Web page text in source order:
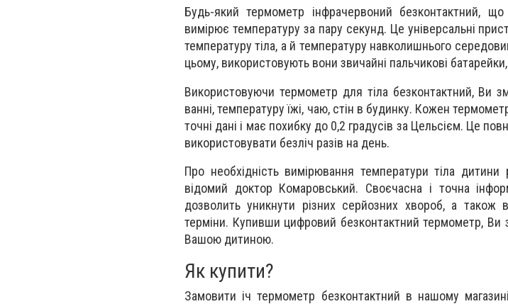
Будь-який термометр інфрачервоний безконтактний,
вимірює температуру за пару секунд. Це універсальні
температуру тіла, а й температуру навколишнього
цьому, використовують вони звичайні пальчикові
Використовуючи термометр для тіла безконтактний, Ви
ванні, температуру їжі, чаю, стін в будинку. Кожен
точні дані і має похибку до 0,2 градусів за Цельсієм. Це
використовувати безліч разів на день.
Про необхідність вимірювання температури тіла
відомий доктор Комаровський. Своєчасна і точна
дозволить уникнути різних серйозних хвороб, а також
терміни. Купивши цифровий безконтактний термометр, Ви
Вашою дитиною.
Як купити?
Замовити іч термометр безконтактний в нашому